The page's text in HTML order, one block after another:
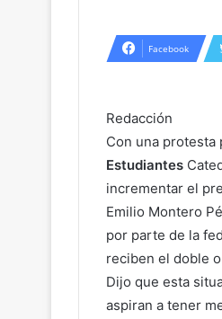
Facebook
Redacción
Con una protesta
Estudiantes
incrementar el
Emilio Montero
por parte de la
reciben el doble
Dijo que esta
aspiran a tener